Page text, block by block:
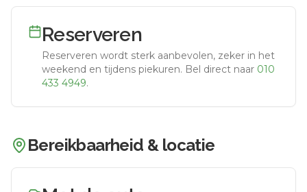
Reserveren
Reserveren wordt sterk aanbevolen, zeker in het
weekend en tijdens piekuren. Bel direct naar 010
433 4949.
Bereikbaarheid & locatie